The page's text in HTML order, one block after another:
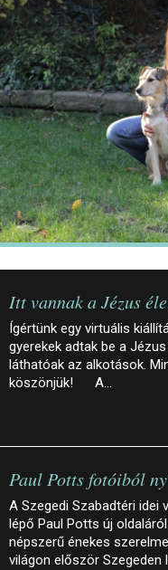
Itt vannak a Jézus
Ígértünk egy virtuális
gyerekek adtak be a
láthatóak az alkotások.
köszönjük! A…
Paul Potts fotóiból
A Szegedi Szabadtéri idei
lépő Paul Potts új
népszerű énekes
világon először Szegeden